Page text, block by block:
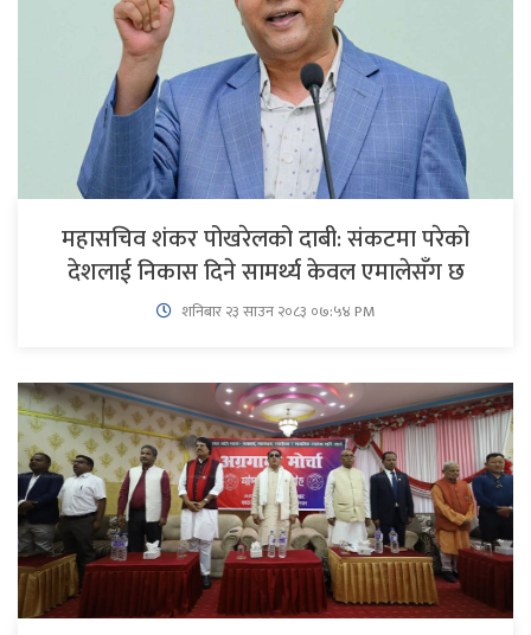
महासचिव शंकर पोखरेलको दाबी: संकटमा परेको
देशलाई निकास दिने सामर्थ्य केवल एमालेसँग छ
शनिबार २३ साउन २०८३ ०७:५४ PM